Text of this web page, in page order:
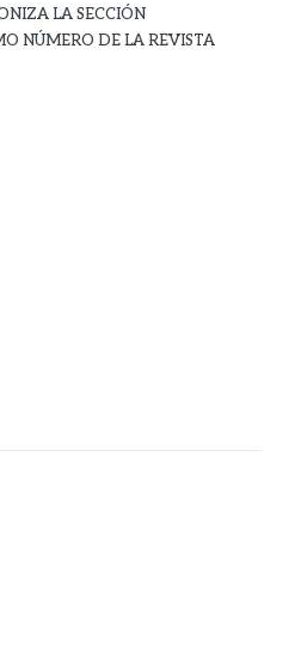
LA SECCIÓN
NÚMERO DE LA REVISTA